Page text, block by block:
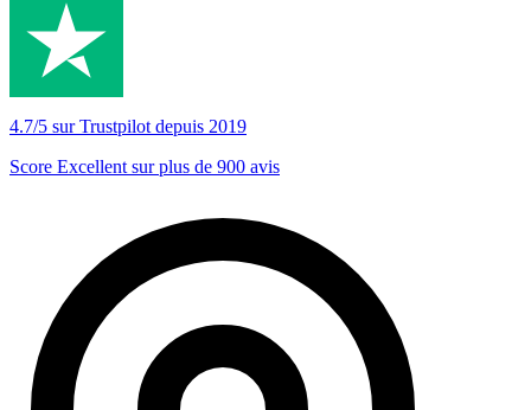
4.7/5 sur Trustpilot depuis 2019
Score Excellent sur plus de 900 avis